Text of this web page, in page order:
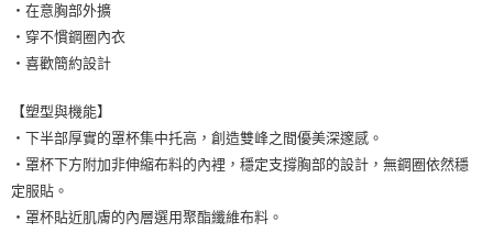
・在意胸部外擴
・穿不慣鋼圈內衣
・喜歡簡約設計
【塑型與機能】
・下半部厚實的罩杯集中托高，創造雙峰之間優美深邃感。
・罩杯下方附加非伸縮布料的內裡，穩定支撐胸部的設計，無鋼圈依然穩
定服貼。
・罩杯貼近肌膚的內層選用聚酯纖維布料。